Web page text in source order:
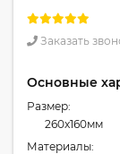
Заказать
Основные
Размер:
260x160мм
Материалы: